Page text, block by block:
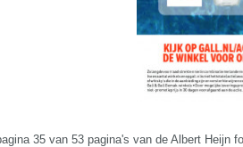
35 van 53 pagina's van de Albert Heijn